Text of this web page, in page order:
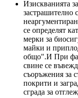
Изискванията
застрашително
се определят
мерки за
майки и
общо".И При
свине се
съоръжения за
покрити и
сграда за